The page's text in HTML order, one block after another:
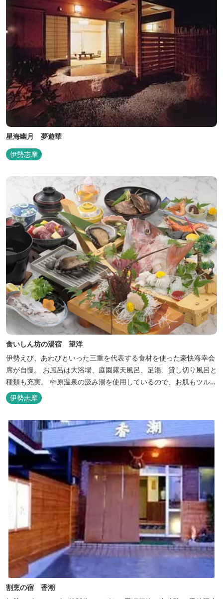
星海幽月 夢遊華
伊勢志摩
食いしん坊の湯宿 望洋
伊勢えび、あわびといった三重を代表する食材を使った豪快海幸会
席が自慢。 お風呂は大浴場、庭園露天風呂、足湯、貸し切り風呂と
種類も充実。 榊原温泉の汲み湯を使用しているので、お肌もツルツ
ルに。
伊勢志摩
割烹の宿 香潮